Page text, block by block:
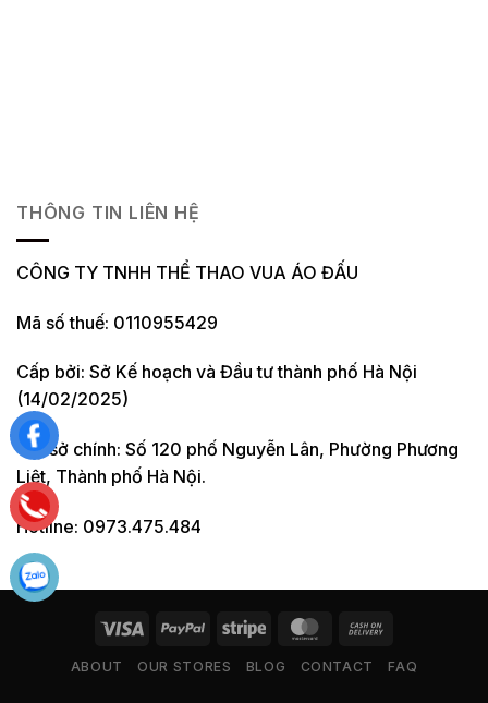
THÔNG TIN LIÊN HỆ
CÔNG TY TNHH THỂ THAO VUA ÁO ĐẤU
Mã số thuế: 0110955429
Cấp bởi: Sở Kế hoạch và Đầu tư thành phố Hà Nội
(14/02/2025)
Trụ sở chính: Số 120 phố Nguyễn Lân, Phường Phương
Liệt, Thành phố Hà Nội.
Hotline: 0973.475.484
ABOUT OUR STORES BLOG CONTACT FAQ